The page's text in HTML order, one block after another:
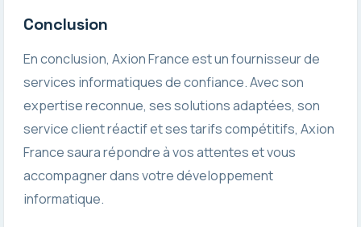
Conclusion
En conclusion, Axion France est un fournisseur de
services informatiques de confiance. Avec son
expertise reconnue, ses solutions adaptées, son
service client réactif et ses tarifs compétitifs, Axion
France saura répondre à vos attentes et vous
accompagner dans votre développement
informatique.